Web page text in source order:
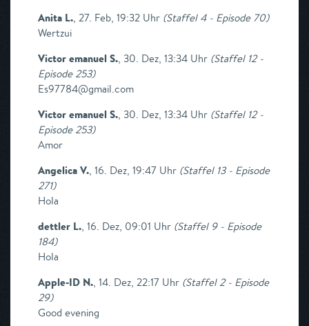
Anita L., 27. Feb, 19:32 Uhr (Staffel 4 - Episode 70)
Wertzui
Victor emanuel S., 30. Dez, 13:34 Uhr (Staffel 12 -
Episode 253)
Es97784@gmail.com
Victor emanuel S., 30. Dez, 13:34 Uhr (Staffel 12 -
Episode 253)
Amor
Angelica V., 16. Dez, 19:47 Uhr (Staffel 13 - Episode
271)
Hola
dettler L., 16. Dez, 09:01 Uhr (Staffel 9 - Episode
184)
Hola
Apple-ID N., 14. Dez, 22:17 Uhr (Staffel 2 - Episode
29)
Good evening